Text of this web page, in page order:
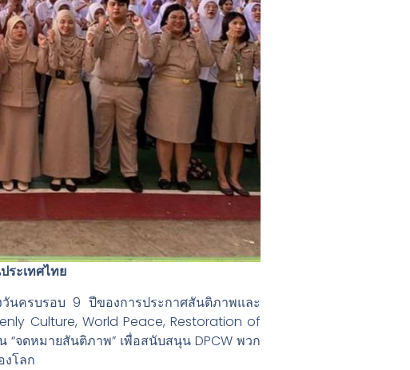
ระเทศไทย
นครบรอบ 9 ปีของการประกาศสันติภาพและ
Culture, World Peace, Restoration of
“จดหมายสันติภาพ” เพื่อสนับสนุน DPCW พวก
งโลก